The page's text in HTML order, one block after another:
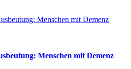
Menschen mit Demenz